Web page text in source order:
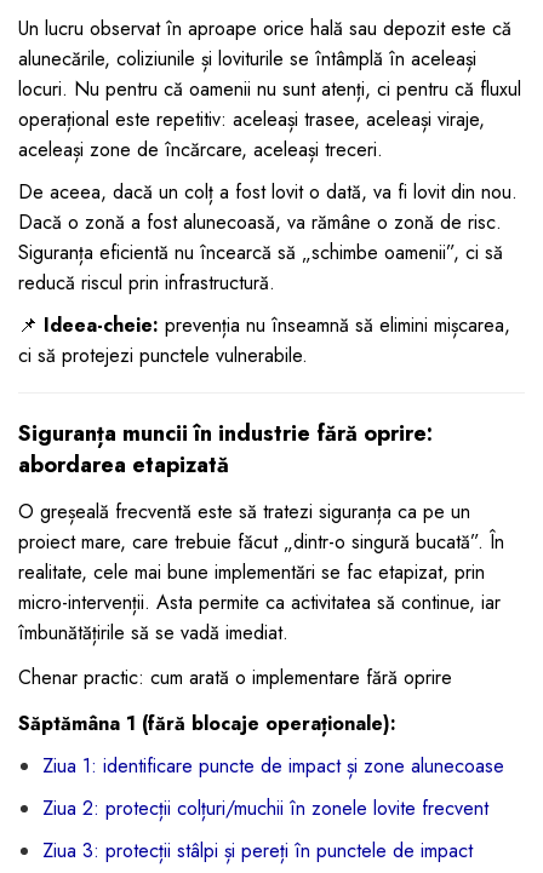
Un lucru observat în aproape orice hală sau depozit este că
alunecările, coliziunile și loviturile se întâmplă în aceleași
locuri. Nu pentru că oamenii nu sunt atenți, ci pentru că fluxul
operațional este repetitiv: aceleași trasee, aceleași viraje,
aceleași zone de încărcare, aceleași treceri.
De aceea, dacă un colț a fost lovit o dată, va fi lovit din nou.
Dacă o zonă a fost alunecoasă, va rămâne o zonă de risc.
Siguranța eficientă nu încearcă să „schimbe oamenii”, ci să
reducă riscul prin infrastructură.
📌 Ideea-cheie: prevenția nu înseamnă să elimini mișcarea,
ci să protejezi punctele vulnerabile.
Siguranța muncii în industrie fără oprire:
abordarea etapizată
O greșeală frecventă este să tratezi siguranța ca pe un
proiect mare, care trebuie făcut „dintr-o singură bucată”. În
realitate, cele mai bune implementări se fac etapizat, prin
micro-intervenții. Asta permite ca activitatea să continue, iar
îmbunătățirile să se vadă imediat.
Chenar practic: cum arată o implementare fără oprire
Săptămâna 1 (fără blocaje operaționale):
Ziua 1: identificare puncte de impact și zone alunecoase
Ziua 2: protecții colțuri/muchii în zonele lovite frecvent
Ziua 3: protecții stâlpi și pereți în punctele de impact